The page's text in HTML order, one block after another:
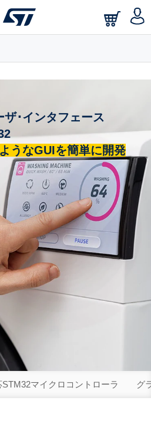
saved searches.
･インタフェース
うなGUIを簡単に開発
マイクロコントローラ グ